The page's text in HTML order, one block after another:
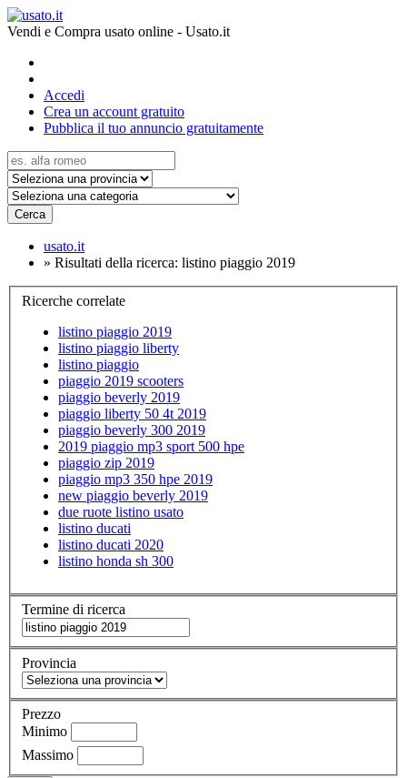
Vendi e Compra usato online - Usato.it
Accedi
Crea un account gratuito
Pubblica il tuo annuncio gratuitamente
Cerca
usato.it
» Risultati della ricerca: listino piaggio 2019
Ricerche correlate
listino piaggio 2019
listino piaggio liberty
listino piaggio
piaggio 2019 scooters
piaggio beverly 2019
piaggio liberty 50 4t 2019
piaggio beverly 300 2019
2019 piaggio mp3 sport 500 hpe
piaggio zip 2019
piaggio mp3 350 hpe 2019
new piaggio beverly 2019
due ruote listino usato
listino ducati
listino ducati 2020
listino honda sh 300
Termine di ricerca
Provincia
Prezzo
Minimo
Massimo